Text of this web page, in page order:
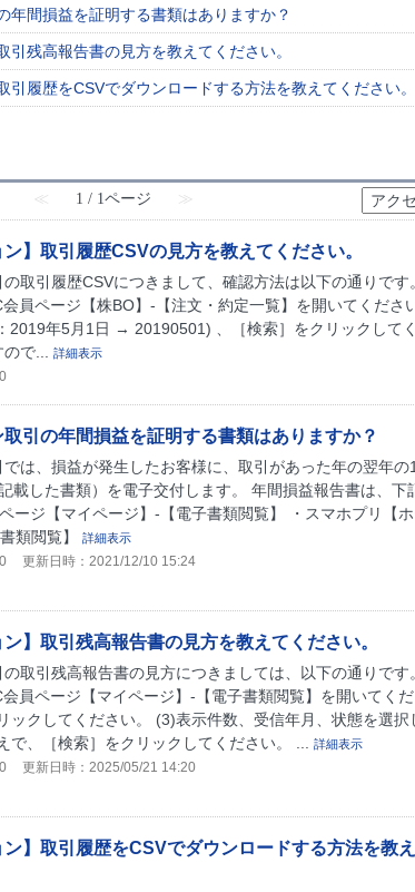
年間損益を証明する書類はありますか？
引残高報告書の見方を教えてください。
引履歴をCSVでダウンロードする方法を教えてください。
≪ 1 / 1ページ ≫
】取引履歴CSVの見方を教えてください。
取引履歴CSVにつきまして、確認方法は以下の通りです
員ページ【株BO】-【注文・約定一覧】を開いてくださ
2019年5月1日 → 20190501) 、［検索］をクリックして
で...
詳細表示
引の年間損益を証明する書類はありますか？
は、損益が発生したお客様に、取引があった年の翌年の
載した書類）を電子交付します。 年間損益報告書は、下
ージ【マイページ】-【電子書類閲覧】 ・スマホプリ【
類閲覧】
詳細表示
更新日時：2021/12/10 15:24
】取引残高報告書の見方を教えてください。
取引残高報告書の見方につきましては、以下の通りです
員ページ【マイページ】-【電子書類閲覧】を開いてく
ックしてください。 (3)表示件数、受信年月、状態を選択
で、［検索］をクリックしてください。 ...
詳細表示
更新日時：2025/05/21 14:20
ン】取引履歴をCSVでダウンロードする方法を教